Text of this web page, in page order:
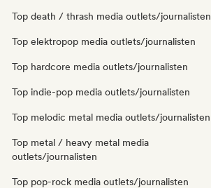
Top death / thrash media outlets/journalisten
Top elektropop media outlets/journalisten
Top hardcore media outlets/journalisten
Top indie-pop media outlets/journalisten
Top melodic metal media outlets/journalisten
Top metal / heavy metal media
outlets/journalisten
Top pop-rock media outlets/journalisten